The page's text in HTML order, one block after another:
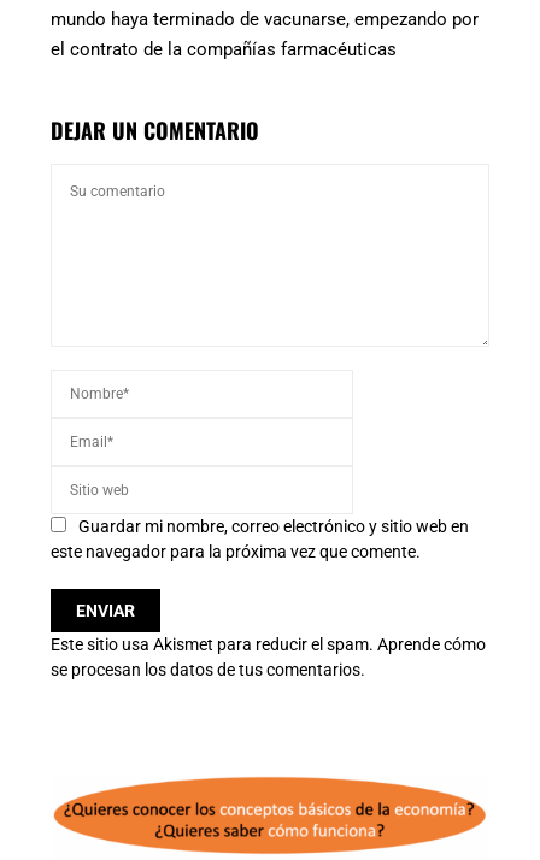
mundo haya terminado de vacunarse, empezando por
el contrato de la compañías farmacéuticas
DEJAR UN COMENTARIO
Guardar mi nombre, correo electrónico y sitio web en
este navegador para la próxima vez que comente.
Este sitio usa Akismet para reducir el spam. Aprende cómo
se procesan los datos de tus comentarios.